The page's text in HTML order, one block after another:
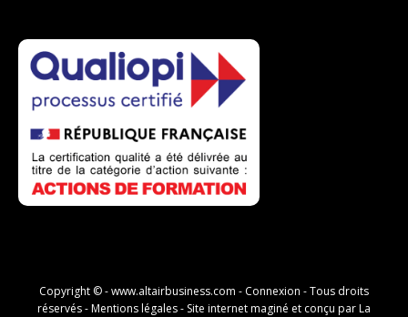
Copyright © -www.altairbusiness.com - Connexion - Tous droits
réservés -Mentions légales- Site internet maginé et conçu parLa